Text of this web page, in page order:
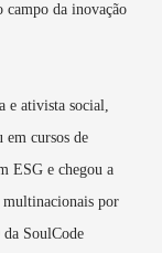
da inovação
e ativista social,
cursos de
ESG e chegou a
multinacionais por
SoulCode